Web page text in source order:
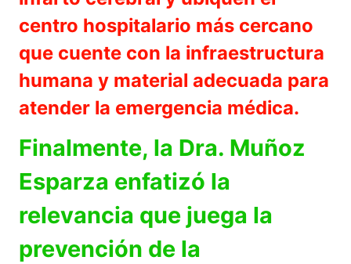
centro hospitalario más cercano
que cuente con la infraestructura
humana y material adecuada para
atender la emergencia médica.
Finalmente, la Dra. Muñoz
Esparza enfatizó la
relevancia que juega la
prevención de la